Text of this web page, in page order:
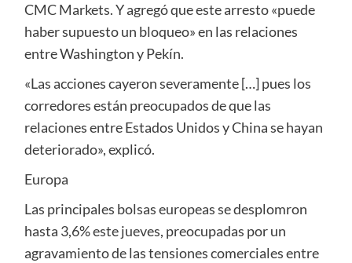
CMC Markets. Y agregó que este arresto «puede
haber supuesto un bloqueo» en las relaciones
entre Washington y Pekín.
«Las acciones cayeron severamente […] pues los
corredores están preocupados de que las
relaciones entre Estados Unidos y China se hayan
deteriorado», explicó.
Europa
Las principales bolsas europeas se desplomron
hasta 3,6% este jueves, preocupadas por un
agravamiento de las tensiones comerciales entre